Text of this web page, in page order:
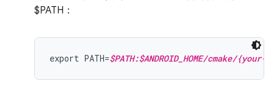
$PATH：
export PATH=$PATH:$ANDROID_HOME/cmake/